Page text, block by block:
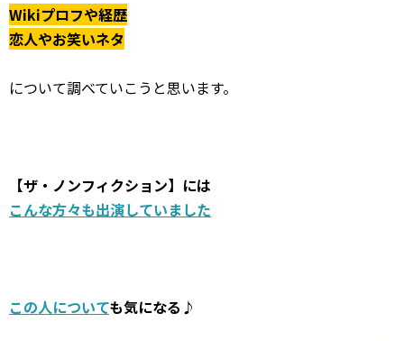
Wikiプロフや経歴
恋人やお笑いネタ
について調べていこうと思います。
【ザ・ノンフィクション】には
こんな方々も出演していました
この人についても気になる♪